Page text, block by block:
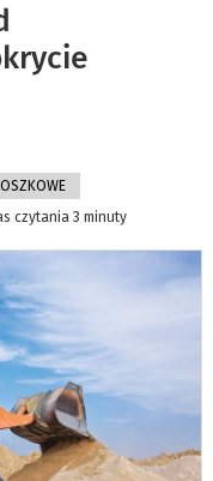
czytania 3 minuty